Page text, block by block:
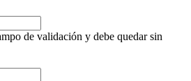
de validación y debe quedar sin